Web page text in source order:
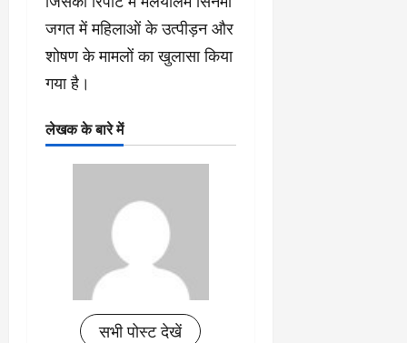
जगत में महिलाओं के उत्पीड़न और
शोषण के मामलों का खुलासा किया
गया है।
लेखक के बारे में
सभी पोस्ट देखें